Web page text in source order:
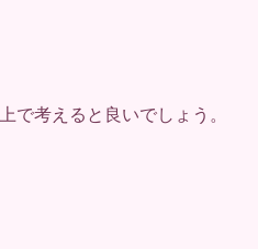
で考えると良いでしょう。